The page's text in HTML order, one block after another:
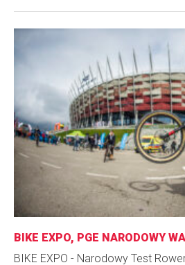
BIKE EXPO, PGE NARODOWY
BIKE EXPO - Narodowy Test